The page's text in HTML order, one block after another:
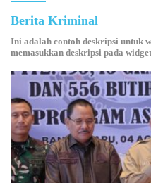
Berita Kriminal
Ini adalah contoh deskripsi untuk
memasukkan deskripsi pada